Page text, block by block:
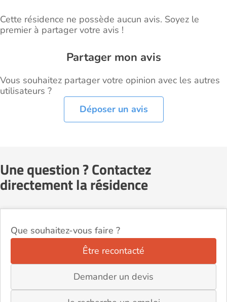
Cette résidence ne possède aucun avis. Soyez le
premier à partager votre avis !
Partager mon avis
Vous souhaitez partager votre opinion avec les autres
utilisateurs ?
Déposer un avis
Une question ? Contactez
directement la résidence
Que souhaitez-vous faire ?
Être recontacté
Demander un devis